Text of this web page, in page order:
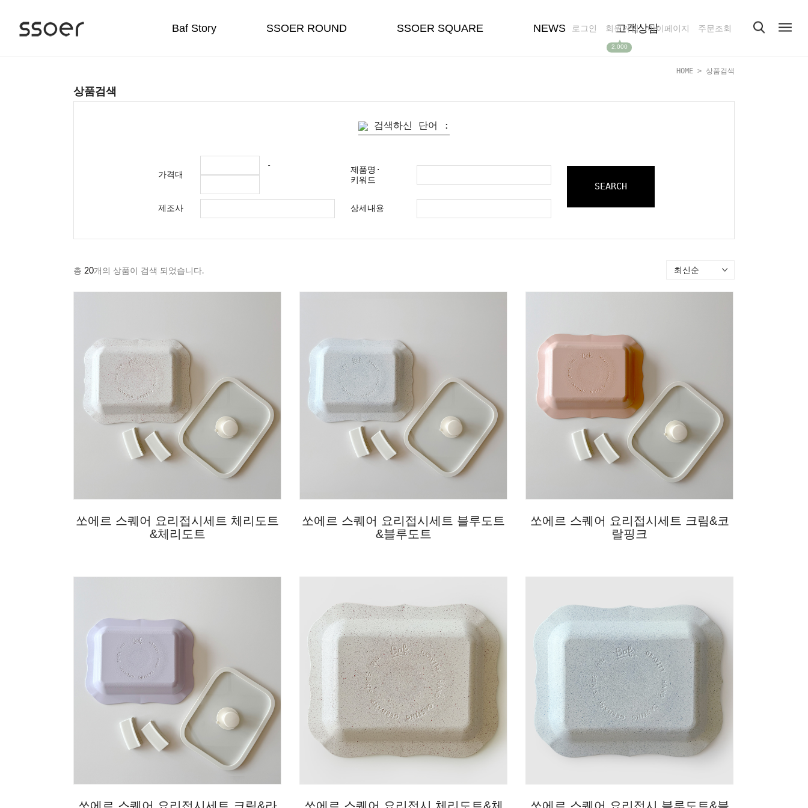
Baf Story SSOER ROUND SSOER SQUARE NEWS 고객상담
로그인
회원가입
▲
2,000
마이페이지 주문조회
HOME > 상품검색
상품검색
검색하신 단어 :
가격대
-
제품명·
키워드
SEARCH
제조사 상세내용
총 20개의 상품이 검색 되었습니다.
쏘에르 스퀘어 요리접시세트 체리도트
&체리도트
쏘에르 스퀘어 요리접시세트 블루도트
&블루도트
쏘에르 스퀘어 요리접시세트 크림&코
랄핑크